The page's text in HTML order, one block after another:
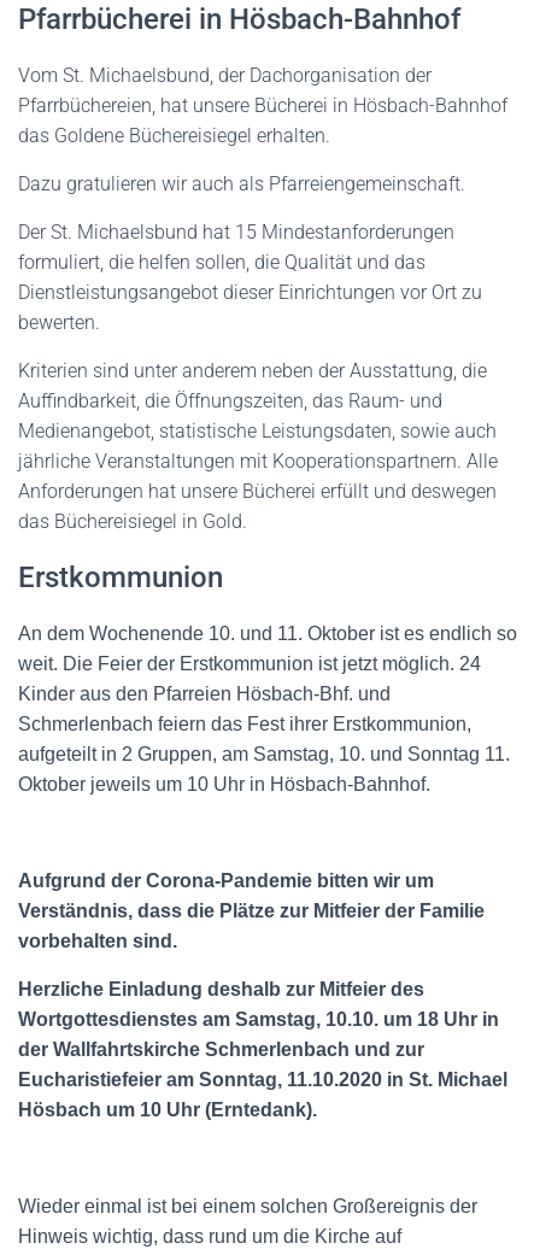
Pfarrbücherei in Hösbach-Bahnhof
Vom St. Michaelsbund, der Dachorganisation der
Pfarrbüchereien, hat unsere Bücherei in Hösbach-Bahnhof
das Goldene Büchereisiegel erhalten.
Dazu gratulieren wir auch als Pfarreiengemeinschaft.
Der St. Michaelsbund hat 15 Mindestanforderungen
formuliert, die helfen sollen, die Qualität und das
Dienstleistungsangebot dieser Einrichtungen vor Ort zu
bewerten.
Kriterien sind unter anderem neben der Ausstattung, die
Auffindbarkeit, die Öffnungszeiten, das Raum- und
Medienangebot, statistische Leistungsdaten, sowie auch
jährliche Veranstaltungen mit Kooperationspartnern. Alle
Anforderungen hat unsere Bücherei erfüllt und deswegen
das Büchereisiegel in Gold.
Erstkommunion
An dem Wochenende 10. und 11. Oktober ist es endlich so
weit. Die Feier der Erstkommunion ist jetzt möglich. 24
Kinder aus den Pfarreien Hösbach-Bhf. und
Schmerlenbach feiern das Fest ihrer Erstkommunion,
aufgeteilt in 2 Gruppen, am Samstag, 10. und Sonntag 11.
Oktober jeweils um 10 Uhr in Hösbach-Bahnhof.
Aufgrund der Corona-Pandemie bitten wir um
Verständnis, dass die Plätze zur Mitfeier der Familie
vorbehalten sind.
Herzliche Einladung deshalb zur Mitfeier des
Wortgottesdienstes am Samstag, 10.10. um 18 Uhr in
der Wallfahrtskirche Schmerlenbach und zur
Eucharistiefeier am Sonntag, 11.10.2020 in St. Michael
Hösbach um 10 Uhr (Erntedank).
Wieder einmal ist bei einem solchen Großereignis der
Hinweis wichtig, dass rund um die Kirche auf